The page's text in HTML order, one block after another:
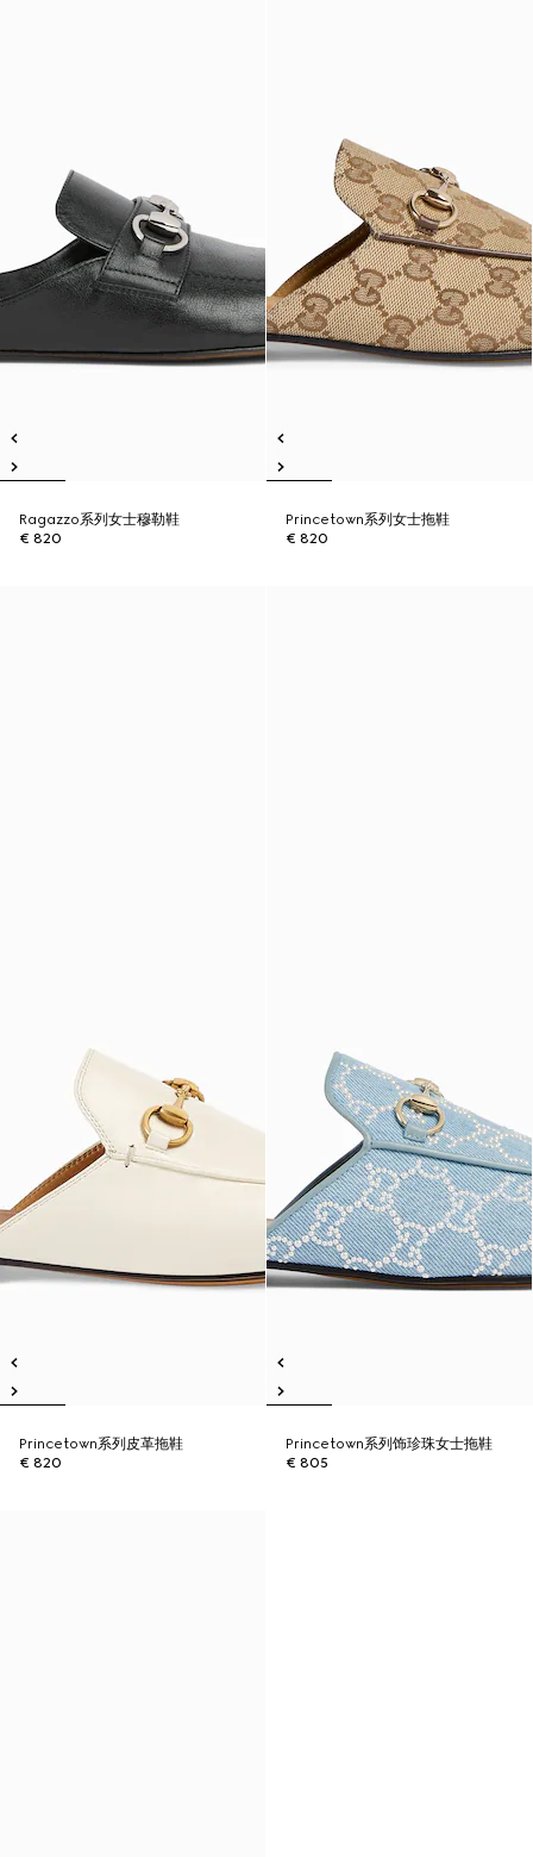
Ragazzo系列女士穆勒鞋
€ 820
Princetown系列女士拖鞋
€ 820
Princetown系列皮革拖鞋
€ 820
Princetown系列饰珍珠女士拖鞋
€ 805